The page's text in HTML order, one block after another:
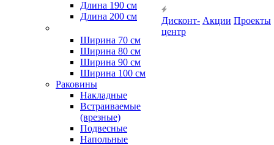
Длина 190 см
Длина 200 см
Ширина 70 см
Ширина 80 см
Ширина 90 см
Ширина 100 см
Раковины
Накладные
Встраиваемые
(врезные)
Подвесные
Напольные
Дисконт-
центр
Акции Проекты